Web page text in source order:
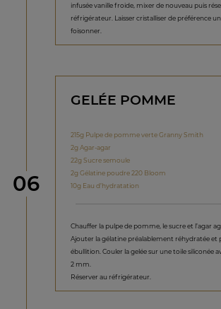
infusée vanille froide, mixer de nouveau puis
réfrigérateur. Laisser cristalliser de préférence
foisonner.
étape
06
GELÉE POMME
215g Pulpe de pomme verte Granny Smith
2g Agar-agar
22g Sucre semoule
2g Gélatine poudre 220 Bloom
10g Eau d’hydratation
Chauffer la pulpe de pomme, le sucre et l’agar
Ajouter la gélatine préalablement réhydratée et
ébullition. Couler la gelée sur une toile siliconée
2 mm.
Réserver au réfrigérateur.